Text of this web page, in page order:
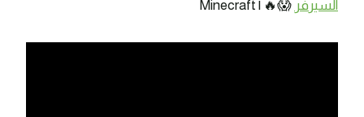
السيرفر 😱🔥 | Minecraft